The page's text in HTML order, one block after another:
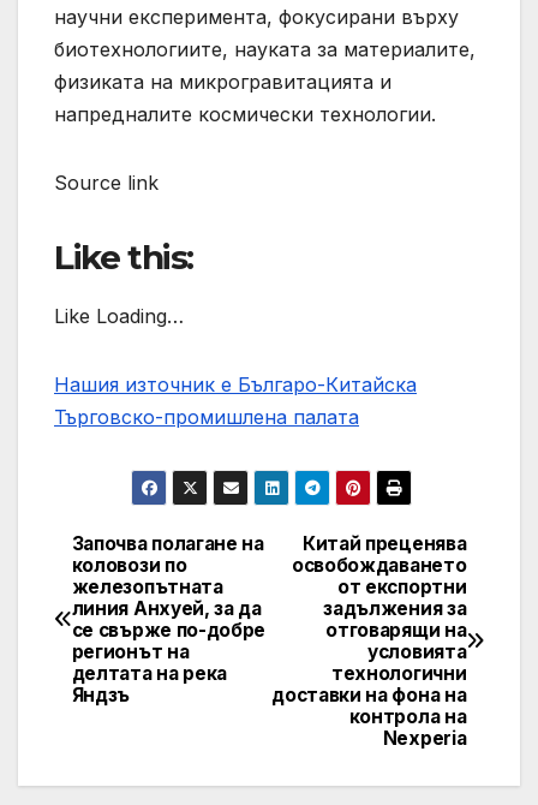
научни експеримента, фокусирани върху
биотехнологиите, науката за материалите,
физиката на микрогравитацията и
напредналите космически технологии.
Source link
Like this:
Like Loading…
Нашия източник е Българо-Китайска
Търговско-промишлена палaта
Post
navigation
Китай преценява
освобождаването
от експортни
задължения за
отговарящи на
условията
технологични
доставки на фона на
контрола на
Nexperia
Започва полагане на
коловози по
железопътната
линия Анхуей, за да
се свърже по-добре
регионът на
делтата на река
Яндзъ